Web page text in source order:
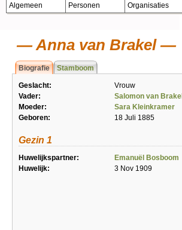
Algemeen Personen Organisaties
Anna van Brakel
Biografie Stamboom
Geslacht:
Vrouw
Vader:
Salomon van Brakel
Moeder:
Sara Kleinkramer
Geboren:
18 Juli 1885
Gezin 1
Huwelijkspartner: Emanuël Bosboom
Huwelijk:
3 Nov 1909